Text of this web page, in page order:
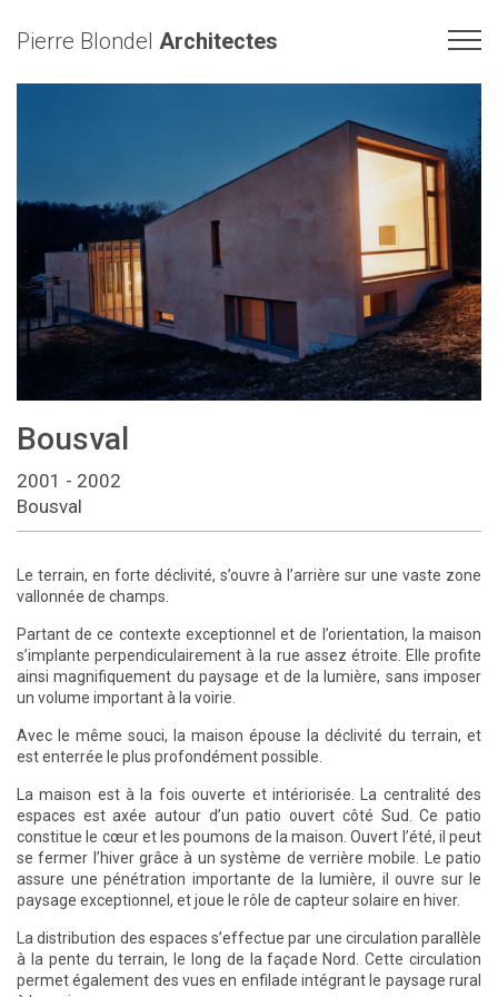
Pierre Blondel Architectes
Bousval
2001 - 2002
Bousval
Le terrain, en forte déclivité, s’ouvre à l’arrière sur une vaste zone
vallonnée de champs.
Partant de ce contexte exceptionnel et de l’orientation, la maison
s’implante perpendiculairement à la rue assez étroite. Elle profite
ainsi magnifiquement du paysage et de la lumière, sans imposer
un volume important à la voirie.
Avec le même souci, la maison épouse la déclivité du terrain, et
est enterrée le plus profondément possible.
La maison est à la fois ouverte et intériorisée. La centralité des
espaces est axée autour d’un patio ouvert côté Sud. Ce patio
constitue le cœur et les poumons de la maison. Ouvert l’été, il peut
se fermer l’hiver grâce à un système de verrière mobile. Le patio
assure une pénétration importante de la lumière, il ouvre sur le
paysage exceptionnel, et joue le rôle de capteur solaire en hiver.
La distribution des espaces s’effectue par une circulation parallèle
à la pente du terrain, le long de la façade Nord. Cette circulation
permet également des vues en enfilade intégrant le paysage rural